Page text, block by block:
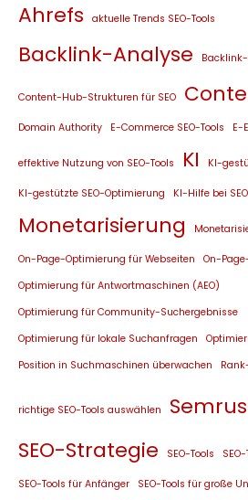
Ahrefs aktuelle Trends SEO-Tools
Backlink-Analyse
Content-Hub-Strukturen für SEO
Domain Authority E-Commerce SEO-Tools E-
effektive Nutzung von SEO-Tools KI KI-
KI-gestützte SEO-Optimierung KI-Hilfe bei
Monetarisierung
On-Page-Optimierung für Webseiten
On-
Optimierung für Antwortmaschinen (AEO)
Optimierung für Community-Suchergebnisse
Optimierung für lokale Suchanfragen
Position in Suchmaschinen überwachen
richtige SEO-Tools auswählen
SEO-Strategie SEO-Tools
SEO-Tools für Anfänger
SEO-Tools für große